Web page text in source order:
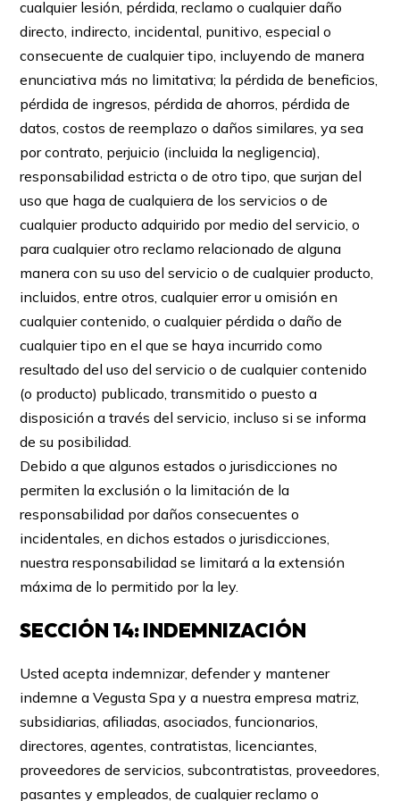
cualquier lesión, pérdida, reclamo o cualquier daño
directo, indirecto, incidental, punitivo, especial o
consecuente de cualquier tipo, incluyendo de manera
enunciativa más no limitativa; la pérdida de beneficios,
pérdida de ingresos, pérdida de ahorros, pérdida de
datos, costos de reemplazo o daños similares, ya sea
por contrato, perjuicio (incluida la negligencia),
responsabilidad estricta o de otro tipo, que surjan del
uso que haga de cualquiera de los servicios o de
cualquier producto adquirido por medio del servicio, o
para cualquier otro reclamo relacionado de alguna
manera con su uso del servicio o de cualquier producto,
incluidos, entre otros, cualquier error u omisión en
cualquier contenido, o cualquier pérdida o daño de
cualquier tipo en el que se haya incurrido como
resultado del uso del servicio o de cualquier contenido
(o producto) publicado, transmitido o puesto a
disposición a través del servicio, incluso si se informa
de su posibilidad.
Debido a que algunos estados o jurisdicciones no
permiten la exclusión o la limitación de la
responsabilidad por daños consecuentes o
incidentales, en dichos estados o jurisdicciones,
nuestra responsabilidad se limitará a la extensión
máxima de lo permitido por la ley.
SECCIÓN 14: INDEMNIZACIÓN
Usted acepta indemnizar, defender y mantener
indemne a Vegusta Spa y a nuestra empresa matriz,
subsidiarias, afiliadas, asociados, funcionarios,
directores, agentes, contratistas, licenciantes,
proveedores de servicios, subcontratistas, proveedores,
pasantes y empleados, de cualquier reclamo o